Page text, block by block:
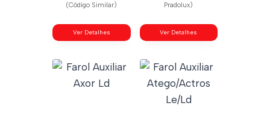
(Código Similar)
Ver Detalhes
Pradolux)
Ver Detalhes